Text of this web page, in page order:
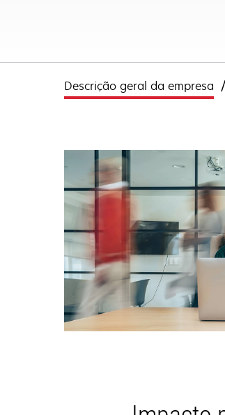
Descrição geral da empresa